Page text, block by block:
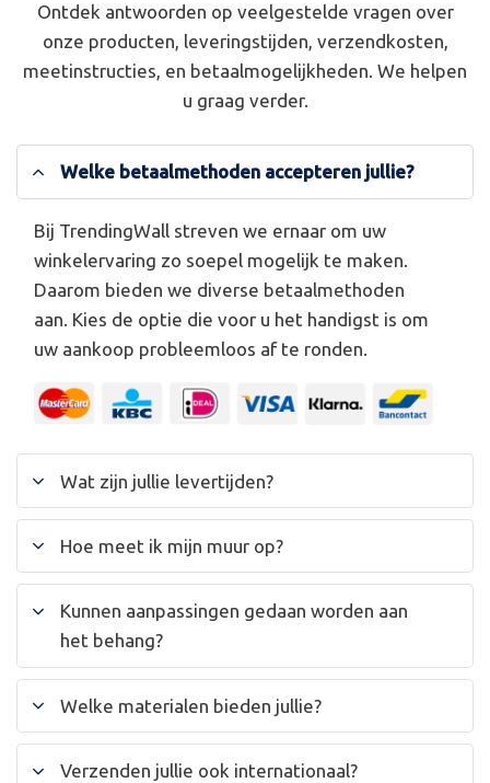
Ontdek antwoorden op veelgestelde vragen over
onze producten, leveringstijden, verzendkosten,
meetinstructies, en betaalmogelijkheden. We helpen
u graag verder.
Welke betaalmethoden accepteren jullie?
Bij TrendingWall streven we ernaar om uw
winkelervaring zo soepel mogelijk te maken.
Daarom bieden we diverse betaalmethoden
aan. Kies de optie die voor u het handigst is om
uw aankoop probleemloos af te ronden.
Wat zijn jullie levertijden?
Hoe meet ik mijn muur op?
Kunnen aanpassingen gedaan worden aan
het behang?
Welke materialen bieden jullie?
Verzenden jullie ook internationaal?